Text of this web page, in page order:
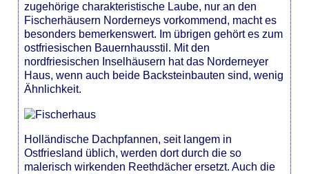
zugehörige charakteristische Laube, nur an den
Fischerhäusern Norderneys vorkommend, macht es
besonders bemerkenswert. Im übrigen gehört es zum
ostfriesischen Bauernhausstil. Mit den
nordfriesischen Inselhäusern hat das Norderneyer
Haus, wenn auch beide Backsteinbauten sind, wenig
Ähnlichkeit.
Holländische Dachpfannen, seit langem in
Ostfriesland üblich, werden dort durch die so
malerisch wirkenden Reethdächer ersetzt. Auch die